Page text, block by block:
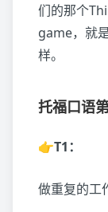
们的那个
game，就
样。
托福口语
👉T1：
做重复的工